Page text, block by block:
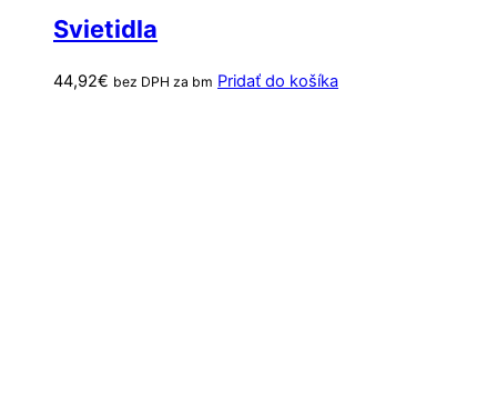
Svietidla
44,92€ bez DPH za bm Pridať do košíka